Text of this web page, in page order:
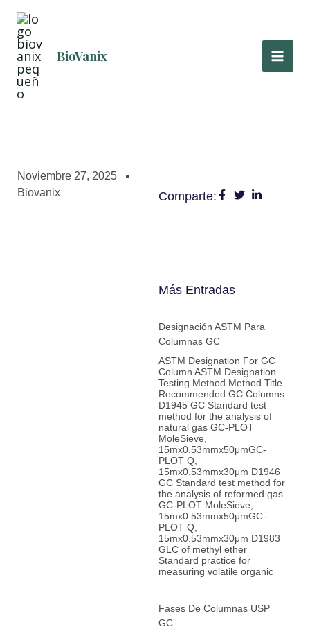
contenido
BioVanix
Noviembre 27, 2025
Biovanix
Comparte:
Más Entradas
Designación ASTM Para
Columnas GC
ASTM Designation For GC
Column ASTM Designation
Testing Method Method Title
Recommended GC Columns
D1945 GC Standard test
method for the analysis of
natural gas GC-PLOT
MoleSieve,
15mx0.53mmx50μmGC-
PLOT Q,
15mx0.53mmx30μm D1946
GC Standard test method for
the analysis of reformed gas
GC-PLOT MoleSieve,
15mx0.53mmx50μmGC-
PLOT Q,
15mx0.53mmx30μm D1983
GLC of methyl ether
Standard practice for
measuring volatile organic
Fases De Columnas USP
GC